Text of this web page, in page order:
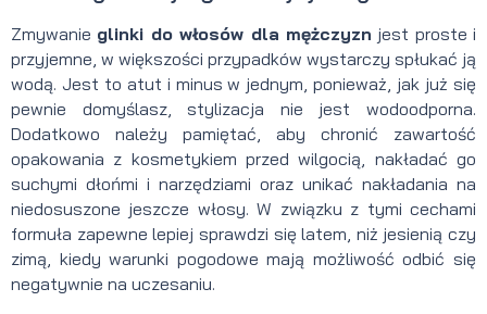
Zmywanie glinki do włosów dla mężczyzn jest proste i
przyjemne, w większości przypadków wystarczy spłukać ją
wodą. Jest to atut i minus w jednym, ponieważ, jak już się
pewnie domyślasz, stylizacja nie jest wodoodporna.
Dodatkowo należy pamiętać, aby chronić zawartość
opakowania z kosmetykiem przed wilgocią, nakładać go
suchymi dłońmi i narzędziami oraz unikać nakładania na
niedosuszone jeszcze włosy. W związku z tymi cechami
formuła zapewne lepiej sprawdzi się latem, niż jesienią czy
zimą, kiedy warunki pogodowe mają możliwość odbić się
negatywnie na uczesaniu.